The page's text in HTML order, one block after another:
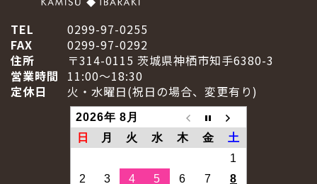
TEL
0299-97-0255
FAX
0299-97-0292
住所
〒314-0115 茨城県神栖市知手6380-3
営業時間
11:00～18:30
定休日
火・水曜日(祝日の場合、変更有り)
2026年 8月
日
月 火 水 木 金
土
1
2
3 4 5 6 7 8